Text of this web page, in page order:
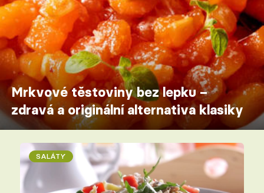
Mrkvové těstoviny bez lepku –
zdravá a originální alternativa klasiky
SALÁTY